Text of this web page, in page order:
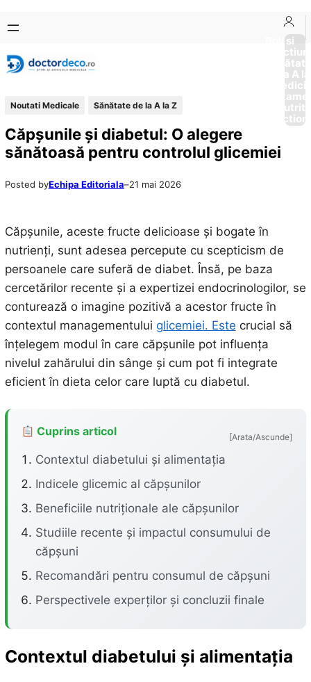
conținut
content
Boli si
Afectiuni
Sănătate
de la A
Noutati Medicale Sănătate de la A la Z
Căpșunile și diabetul: O alegere
sănătoasă pentru controlul glicemiei
Posted byEchipa Editoriala–21 mai 2026
Căpșunile, aceste fructe delicioase și bogate în
nutrienți, sunt adesea percepute cu scepticism de
persoanele care suferă de diabet. Însă, pe baza
cercetărilor recente și a expertizei endocrinologilor, se
conturează o imagine pozitivă a acestor fructe în
contextul managementului glicemiei. Este crucial să
înțelegem modul în care căpșunile pot influența
nivelul zahărului din sânge și cum pot fi integrate
eficient în dieta celor care luptă cu diabetul.
Cuprins articol [Arata/Ascunde]
Contextul diabetului și alimentația
Indicele glicemic al căpșunilor
Beneficiile nutriționale ale căpșunilor
Studiile recente și impactul consumului de
căpșuni
Recomandări pentru consumul de căpșuni
Perspectivele experților și concluzii finale
Contextul diabetului și alimentația